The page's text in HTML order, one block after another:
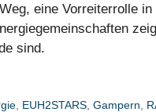
eine Vorreiterrolle
sind.
EUH2STARS ,Gampern